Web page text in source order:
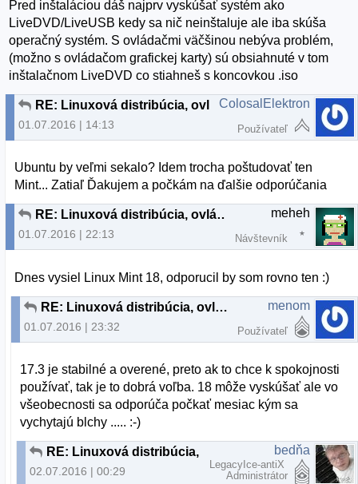
Pred inštaláciou dáš najprv vyskúšať systém ako
LiveDVD/LiveUSB kedy sa nič neinštaluje ale iba skúša
operačný systém. S ovládačmi väčšinou nebýva problém,
(možno s ovládačom grafickej karty) sú obsiahnuté v tom
inštalačnom LiveDVD co stiahneš s koncovkou .iso
RE: Linuxová distribúcia, ovládače...
01.07.2016 | 14:13
ColosalElektron
Používateľ
Ubuntu by veľmi sekalo? Idem trocha poštudovať ten
Mint... Zatiaľ Ďakujem a počkám na ďalšie odporúčania
RE: Linuxová distribúcia, ovládače...
01.07.2016 | 22:13
meheh
Návštevník
Dnes vysiel Linux Mint 18, odporucil by som rovno ten :)
RE: Linuxová distribúcia, ovládače...
01.07.2016 | 23:32
menom
Používateľ
17.3 je stabilné a overené, preto ak to chce k spokojnosti
používať, tak je to dobrá voľba. 18 môže vyskúšať ale vo
všeobecnosti sa odporúča počkať mesiac kým sa
vychytajú blchy ..... :-)
02.07.2016 | 00:29
bedňa
LegacyIce-antiX
Administrátor